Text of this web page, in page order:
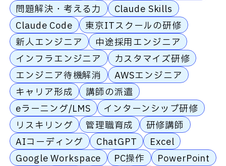
問題解決・考える力
Claude Skills
Claude Code
東京ITスクールの研修
新人エンジニア
中途採用エンジニア
インフラエンジニア
カスタマイズ研修
エンジニア待機解消
AWSエンジニア
キャリア形成
講師の派遣
eラーニング/LMS
インターンシップ研修
リスキリング
管理職育成
研修講師
AIコーディング
ChatGPT
Excel
Google Workspace
PC操作
PowerPoint